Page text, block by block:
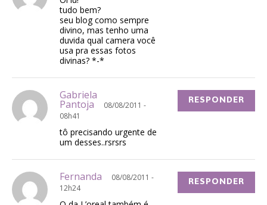
tudo bem?
seu blog como sempre
divino, mas tenho uma
duvida qual camera você
usa pra essas fotos
divinas? *-*
Gabriela
Pantoja
08/08/2011 -
08h41
tô precisando urgente de
um desses..rsrsrs
RESPONDER
Fernanda
08/08/2011 -
12h24
RESPONDER